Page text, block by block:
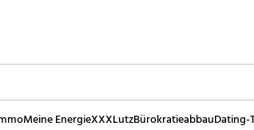
Meine EnergieXXXLutzBürokratieabbauDating-